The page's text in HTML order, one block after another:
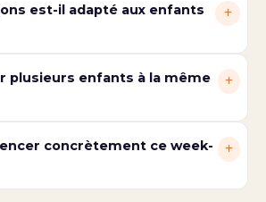
est-il adapté aux enfants
+
plusieurs enfants à la même
+
concrètement ce week-
+